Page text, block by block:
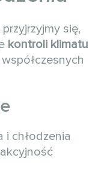
się,
kontroli klimatu
i chłodzenia